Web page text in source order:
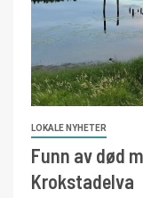
LOKALE NYHETER
Funn av død
Krokstadelva